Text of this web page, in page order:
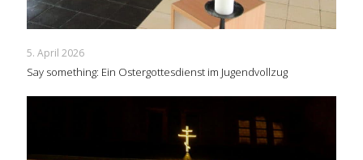
5. April 2026
Say something: Ein Ostergottesdienst im Jugendvollzug